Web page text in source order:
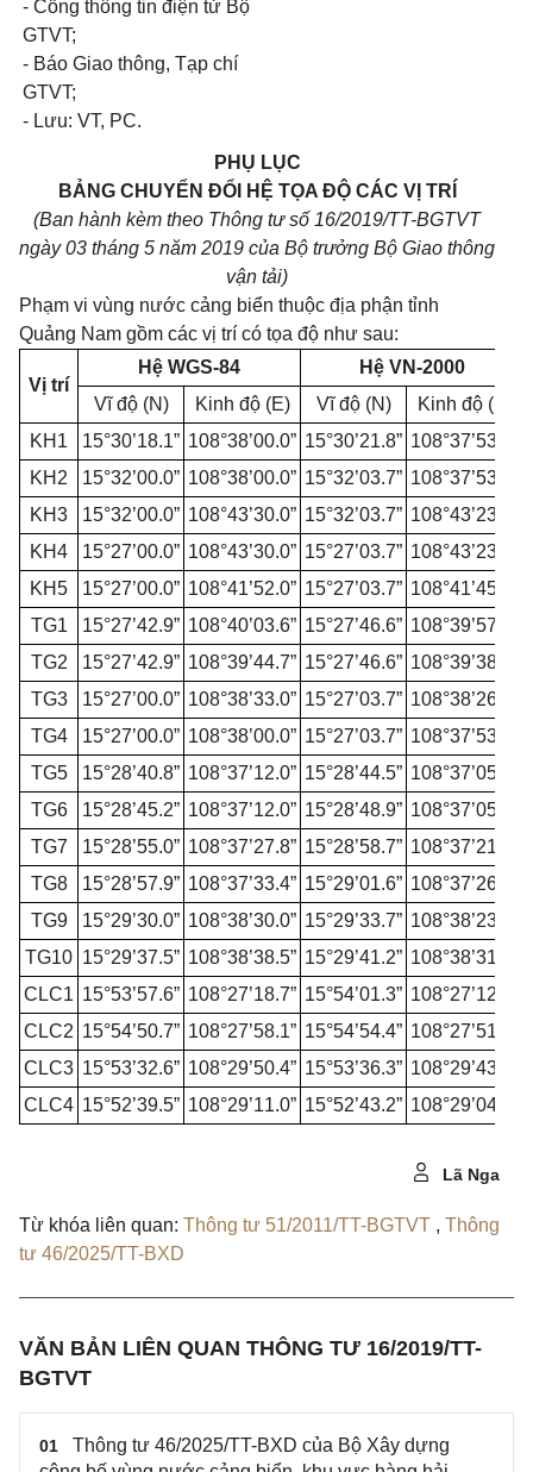
- Cổng thông tin điện tử Bộ
GTVT;
- Báo Giao thông, Tạp chí
GTVT;
- Lưu: VT, PC.
PHỤ LỤC
BẢNG CHUYỂN ĐỔI HỆ TỌA ĐỘ CÁC VỊ TRÍ
(Ban hành kèm theo Thông tư số 16/2019/TT-BGTVT
ngày03 tháng 5 năm 2019 của Bộ trưởng Bộ Giao thông
vận tải)
Phạm vi vùng nước cảng biển thuộc địa phận tỉnh
Quảng Nam gồm các vị trí có tọa độ như sau:
Vị trí
Hệ WGS-84
Hệ VN-2000
Vĩ độ (N)
Kinh độ (E) Vĩ độ (N)
Kinh độ (E)
KH 1 15°30’18.1” 108°38’00.0” 15°30’21.8” 108°37’53.4”
KH2
15°32’00.0” 108°38’00.0” 15°32’03.7” 108°37’53.4”
KH3
15°32’00.0” 108°43’30.0” 15°32’03.7” 108°43’23.4”
KH4
15°27’00.0” 108°43’30.0” 15°27’03.7” 108°43’23.4”
KH5
15°27’00.0” 108°41’52.0” 15°27’03.7” 108°41’45.4”
TG1 15°27’42.9” 108°40’03.6” 15°27’46.6” 108°39’57.0”
TG2
15°27’42.9” 108°39’44.7” 15°27’46.6” 108°39’38
TG3
15°27’00.0” 108°38’33.0” 15°27’03.7” 108°38’26.4
TG4
15°27’00.0” 108°38’00.0” 15°27’03.7” 108°37’53
TG5
15°28’40.8” 108°37’12.0” 15°28’44.5” 108°37’05.4
TG6
15°28’45.2” 108°37’12.0” 15°28’48.9” 108°37’05.4
TG7
15°28’55.0” 108°37’27.8” 15°28’58.7” 108°37’21.2
TG8
15°28’57.9” 108°37’33.4” 15°29’01.6” 108°37’26.8”
TG9
15°29’30.0” 108°38’30.0” 15°29’33.7” 108°38’23.4
TG10 15°29’37.5” 108°38’38.5” 15°29’41.2” 108°38’31.9”
CLC1 15°53’57.6” 108°27’18.7” 15°54’01.3” 108°27’12.2
CLC2 15°54’50.7” 108°27’58.1” 15°54’54.4” 108°27’51.6
CLC3 15°53’32.6” 108°29’50.4” 15°53’36.3” 108°29’43.9
CLC4 15°52’39.5” 108°29’11.0” 15°52’43.2” 108°29’04.5”
Lã Nga
Từ khóa liên quan: Thông tư 51/2011/TT-BGTVT , Thông
tư 46/2025/TT-BXD
VĂN BẢN LIÊN QUAN THÔNG TƯ 16/2019/TT-
BGTVT
01
Thông tư 46/2025/TT-BXD của Bộ Xây dựng